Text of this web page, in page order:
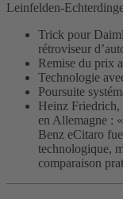
Leinfelden-
Trick pour
rétroviseur
Remise du prix
Technologie
Poursuite
Heinz Friedrich,
en Allemagne :
Benz eCitaro
technologique,
comparaison